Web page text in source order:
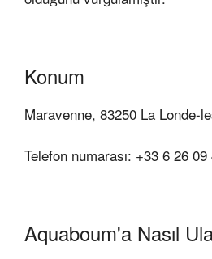
Konum
Maravenne, 83250 La Londe-
Telefon numarası: +33 6 26
Aquaboum'a Nasıl